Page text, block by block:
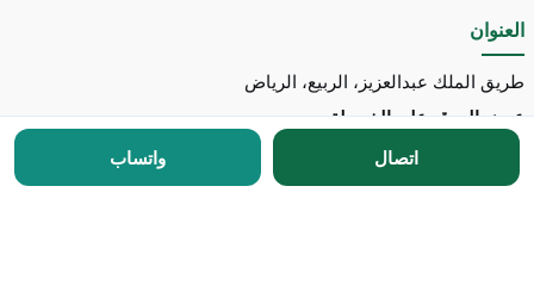
العنوان
طريق الملك عبدالعزيز، الربيع، الرياض
عرض الموقع على الخريطة
مكتب توسط للاستقدام
اتصال واتساب